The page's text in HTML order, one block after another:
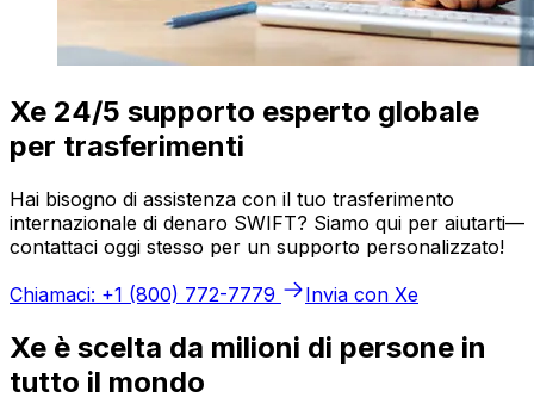
Xe 24/5 supporto esperto globale
per trasferimenti
Hai bisogno di assistenza con il tuo trasferimento
internazionale di denaro SWIFT? Siamo qui per aiutarti—
contattaci oggi stesso per un supporto personalizzato!
Chiamaci: +1 (800) 772-7779
Invia con Xe
Xe è scelta da milioni di persone in
tutto il mondo